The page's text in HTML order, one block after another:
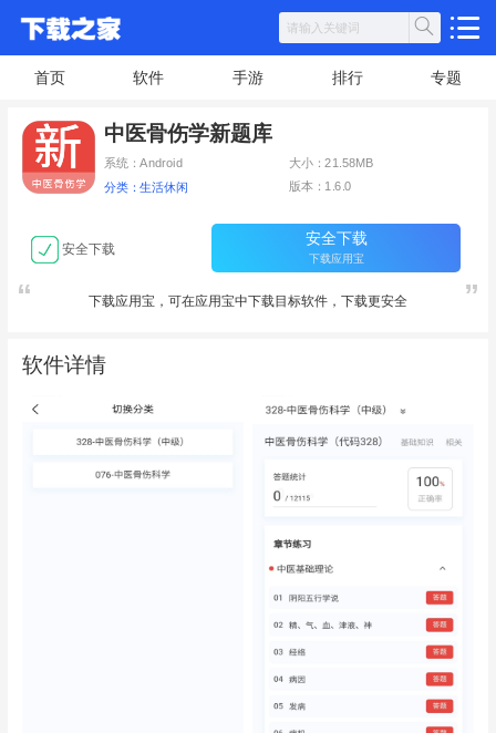
首页 软件 手游 排行 专题
中医骨伤学新题库
系统：Android 大小：21.58MB
分类：生活休闲 版本：1.6.0
安全下载
安全下载
下载应用宝
下载应用宝，可在应用宝中下载目标软件，下载更安全
软件详情